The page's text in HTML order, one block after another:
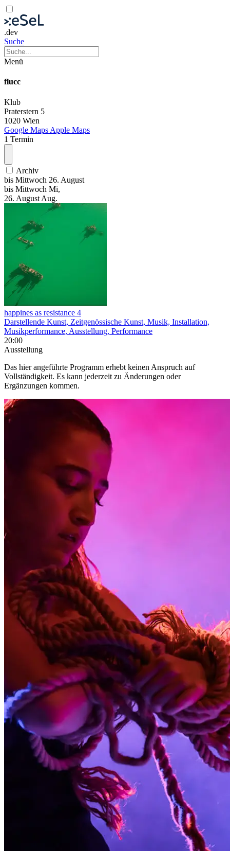
.dev
Suche
Menü
flucc
Klub
Praterstern 5
1020 Wien
Google Maps Apple Maps
1 Termin
Archiv
bis Mittwoch 26. August
bis Mittwoch Mi,
26. August Aug.
happines as resistance 4
Darstellende Kunst, Zeitgenössische Kunst, Musik, Installation,
Musikperformance, Ausstellung, Performance
20:00
Ausstellung
Das hier angeführte Programm erhebt keinen Anspruch auf
Vollständigkeit. Es kann jederzeit zu Änderungen oder
Ergänzungen kommen.